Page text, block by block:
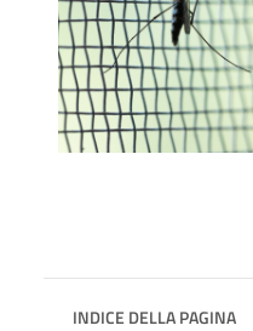
INDICE DELLA PAGINA